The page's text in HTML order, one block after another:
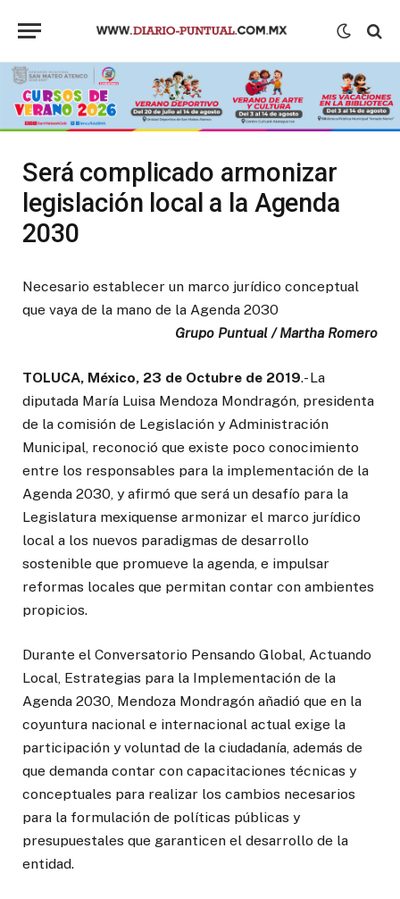
Será complicado armonizar
legislación local a la Agenda
2030
Necesario establecer un marco jurídico conceptual
que vaya de la mano de la Agenda 2030
Grupo Puntual / Martha Romero
TOLUCA, México, 23 de Octubre de 2019.- La
diputada María Luisa Mendoza Mondragón, presidenta
de la comisión de Legislación y Administración
Municipal, reconoció que existe poco conocimiento
entre los responsables para la implementación de la
Agenda 2030, y afirmó que será un desafío para la
Legislatura mexiquense armonizar el marco jurídico
local a los nuevos paradigmas de desarrollo
sostenible que promueve la agenda, e impulsar
reformas locales que permitan contar con ambientes
propicios.
Durante el Conversatorio Pensando Global, Actuando
Local, Estrategias para la Implementación de la
Agenda 2030, Mendoza Mondragón añadió que en la
coyuntura nacional e internacional actual exige la
participación y voluntad de la ciudadanía, además de
que demanda contar con capacitaciones técnicas y
conceptuales para realizar los cambios necesarios
para la formulación de políticas públicas y
presupuestales que garanticen el desarrollo de la
entidad.